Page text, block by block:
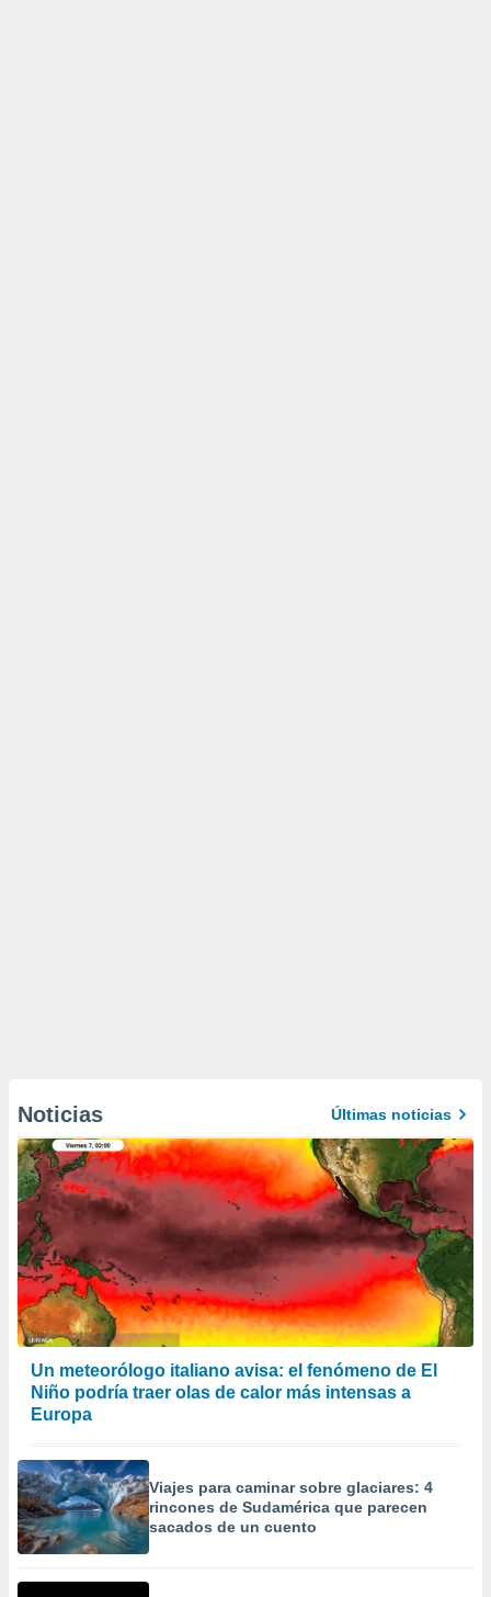
Noticias Últimas noticias
Un meteorólogo italiano avisa: el fenómeno de El
Niño podría traer olas de calor más intensas a
Europa
Viajes para caminar sobre glaciares: 4
rincones de Sudamérica que parecen
sacados de un cuento